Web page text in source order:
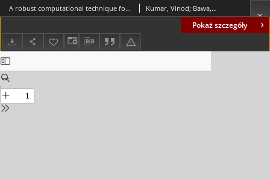
Pokaż szczegóły
A robust computational technique for a system of singularly perturbed reaction-diffusion equations Kumar, Vinod; Bawa, Rajesh K.; Lal, Arvind K.